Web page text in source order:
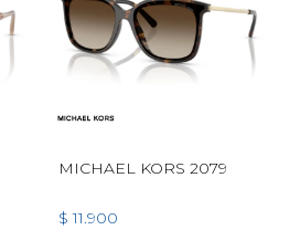
MICHAEL KORS 2079
$ 11.900